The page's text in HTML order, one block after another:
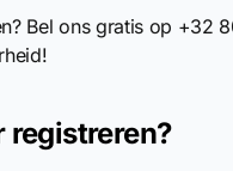
Bel ons gratis op +32
registreren?